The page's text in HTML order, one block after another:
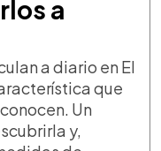
a
a diario en El
que
Un
y,